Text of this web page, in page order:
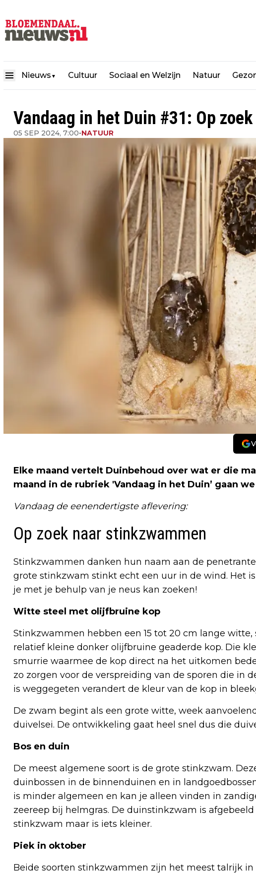
Nieuws ▼ Cultuur Sociaal en Welzijn Natuur
Vandaag in het Duin #31: Op
05 SEP 2024, 7:00•NATUUR
Elke maand vertelt Duinbehoud over wat er die
maand in de rubriek 'Vandaag in het Duin’ gaan
Vandaag de eenendertigste aflevering:
Op zoek naar stinkzwammen
Stinkzwammen danken hun naam aan de
grote stinkzwam stinkt echt een uur in de wind. Het
je met je behulp van je neus kan zoeken!
Witte steel met olijfbruine kop
Stinkzwammen hebben een 15 tot 20 cm lange
relatief kleine donker olijfbruine geaderde kop. Die
smurrie waarmee de kop direct na het uitkomen
zo zorgen voor de verspreiding van de sporen die in
is weggegeten verandert de kleur van de kop in
De zwam begint als een grote witte, week
duivelsei. De ontwikkeling gaat heel snel dus die
Bos en duin
De meest algemene soort is de grote stinkzwam.
duinbossen in de binnenduinen en in
is minder algemeen en kan je alleen vinden in
zeereep bij helmgras. De duinstinkzwam is
stinkzwam maar is iets kleiner.
Piek in oktober
Beide soorten stinkzwammen zijn het meest talrijk